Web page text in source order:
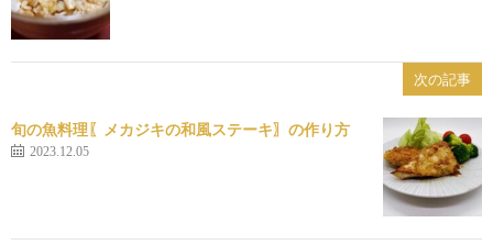
次の記事
旬の魚料理〖メカジキの和風ステーキ〗の作り方
2023.12.05